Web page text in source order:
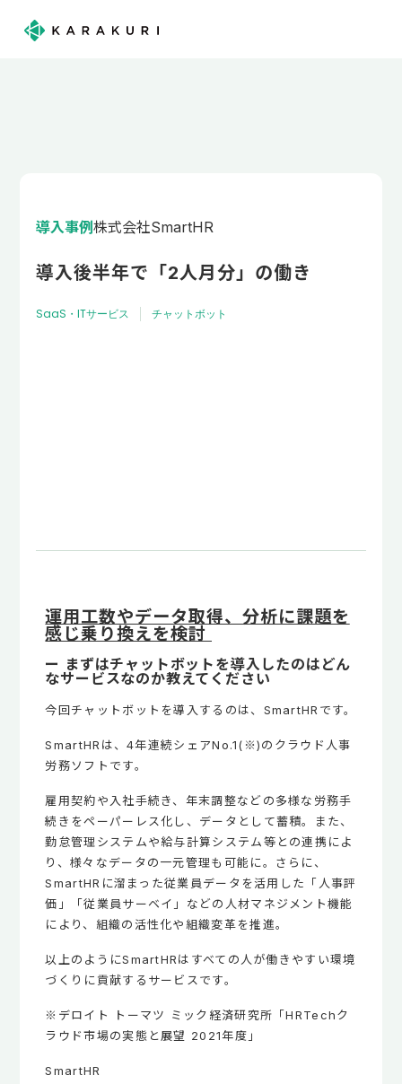
導入事例株式会社SmartHR
導入後半年で「2人月分」の働き
SaaS・ITサービス チャットボット
運用工数やデータ取得、分析に課題を
感じ乗り換えを検討
ー まずはチャットボットを導入したのはどん
なサービスなのか教えてください
今回チャットボットを導入するのは、SmartHRです。
SmartHRは、4年連続シェアNo.1(※)のクラウド人事
労務ソフトです。
雇用契約や入社手続き、年末調整などの多様な労務手
続きをペーパーレス化し、データとして蓄積。また、
勤怠管理システムや給与計算システム等との連携によ
り、様々なデータの一元管理も可能に。さらに、
SmartHRに溜まった従業員データを活用した「人事評
価」「従業員サーベイ」などの人材マネジメント機能
により、組織の活性化や組織変革を推進。
以上のようにSmartHRはすべての人が働きやすい環境
づくりに貢献するサービスです。
※デロイト トーマツ ミック経済研究所「HRTechク
ラウド市場の実態と展望 2021年度」
SmartHR